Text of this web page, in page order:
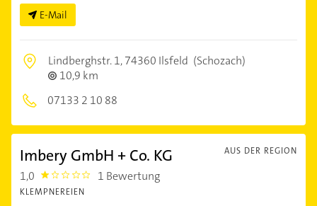
E-Mail
Lindberghstr. 1,74360 Ilsfeld (Schozach)
10,9 km
07133 2 10 88
AUS DER REGION
Imbery GmbH + Co. KG
1,0 1.0 1 Bewertung
KLEMPNEREIEN